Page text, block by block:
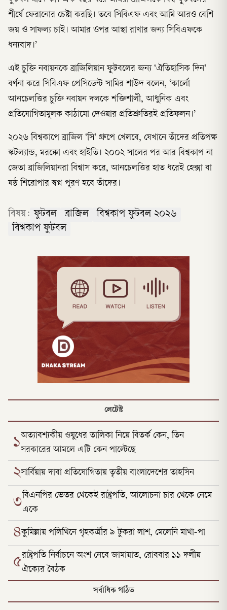
শীর্ষে ফেরানোর চেষ্টা করছি। তবে সিবিএফ এবং আমি আরও বেশি
জয় ও সাফল্য চাই। আমার ওপর আস্থা রাখার জন্য সিবিএফকে
ধন্যবাদ।’
এই চুক্তি নবায়নকে ব্রাজিলিয়ান ফুটবলের জন্য ‘ঐতিহাসিক দিন’
বর্ণনা করে সিবিএফ প্রেসিডেন্ট সামির শাউদ বলেন, ‘কার্লো
আনচেলত্তির চুক্তি নবায়ন দলকে শক্তিশালী, আধুনিক এবং
প্রতিযোগিতামূলক কাঠামো দেওয়ার প্রতিশ্রুতিরই প্রতিফলন।’
২০২৬ বিশ্বকাপে ব্রাজিল ‘সি’ গ্রুপে খেলবে, যেখানে তাঁদের প্রতিপক্ষ
স্কটল্যান্ড, মরক্কো এবং হাইতি। ২০০২ সালের পর আর বিশ্বকাপ না
জেতা ব্রাজিলিয়ানরা বিশ্বাস করে, আনচেলত্তির হাত ধরেই হেক্সা বা
ষষ্ঠ শিরোপার স্বপ্ন পূরণ হবে তাঁদের।
বিষয়: ফুটবল ব্রাজিল
বিশ্বকাপ ফুটবল ২০২৬
বিশ্বকাপ ফুটবল
লেটেস্ট
১অত্যাবশ্যকীয় ওষুধের তালিকা নিয়ে বিতর্ক কেন, তিন
সরকারের আমলে এটি কেন পাল্টেছে
২সার্বিয়ায় দাবা প্রতিযোগিতায় তৃতীয় বাংলাদেশের তাহসিন
৩বিএনপির ভেতর থেকেই রাষ্ট্রপতি, আলোচনা চার থেকে নেমে
একে
৪কুমিল্লায় পলিথিনে গৃহকর্ত্রীর ৯ টুকরা লাশ, মেলেনি মাথা-পা
৫রাষ্ট্রপতি নির্বাচনে অংশ নেবে জামায়াত, রোববার ১১ দলীয়
ঐক্যের বৈঠক
সর্বাধিক পঠিত